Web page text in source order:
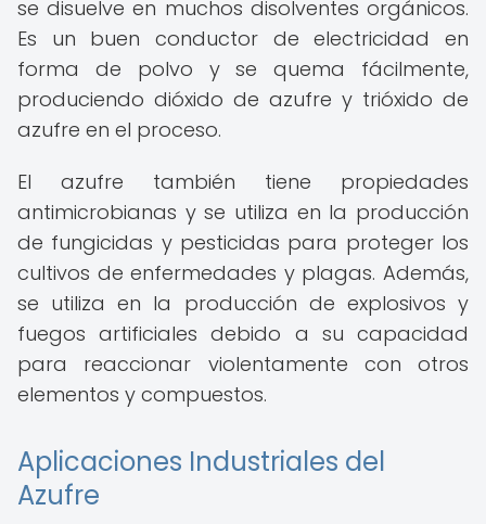
se disuelve en muchos disolventes orgánicos.
Es un buen conductor de electricidad en
forma de polvo y se quema fácilmente,
produciendo dióxido de azufre y trióxido de
azufre en el proceso.
El azufre también tiene propiedades
antimicrobianas y se utiliza en la producción
de fungicidas y pesticidas para proteger los
cultivos de enfermedades y plagas. Además,
se utiliza en la producción de explosivos y
fuegos artificiales debido a su capacidad
para reaccionar violentamente con otros
elementos y compuestos.
Aplicaciones Industriales del
Azufre